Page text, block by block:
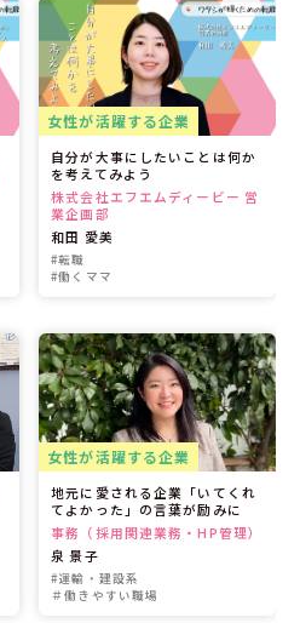
女性が活躍する企業
自分が大事にしたいことは何か
を考えてみよう
株式会社エフエムディービー 営
業企画部
和田 愛美
#転職
#働くママ
女性が活躍する企業
地元に愛される企業「いてくれ
てよかった」の言葉が励みに
事務（採用関連業務・HP管理）
泉 景子
#運輸・建設系
＃働きやすい職場